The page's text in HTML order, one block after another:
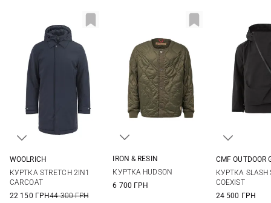
WOOLRICH
КУРТКА STRETCH 2IN1
CARCOAT
22 150 ГРН44 300 ГРН
IRON & RESIN
КУРТКА HUDSON
6 700 ГРН
CMF OUTDOOR
КУРТКА SLASH
COEXIST
24 500 ГРН